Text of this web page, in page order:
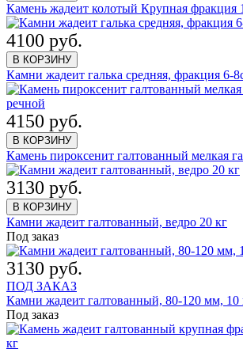
Камень жадеит колотый Крупная фракция
4100 руб.
В КОРЗИНУ
Камни жадеит галька средняя, фракция 6-
4150 руб.
В КОРЗИНУ
Камень пироксенит галтованный мелкая
3130 руб.
В КОРЗИНУ
Камни жадеит галтованный, ведро 20 кг
Под заказ
3130 руб.
ПОД ЗАКАЗ
Камни жадеит галтованный, 80-120 мм, 10
Под заказ